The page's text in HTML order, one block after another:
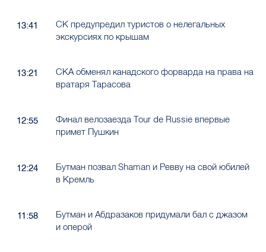
13:41
СК предупредил туристов о нелегальных
экскурсиях по крышам
13:21
СКА обменял канадского форварда на права на
вратаря Тарасова
12:55
Финал велозаезда Tour de Russie впервые
примет Пушкин
12:24
Бутман позвал Shaman и Ревву на свой юбилей
в Кремль
11:58
Бутман и Абдразаков придумали бал с джазом
и оперой